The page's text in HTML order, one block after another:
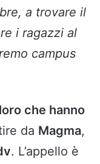
a trovare il
i ragazzi al
campus
che hanno
da Magma,
. L’appello è